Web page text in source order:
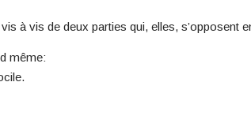
à vis de deux parties qui, elles, s’opposent
même: